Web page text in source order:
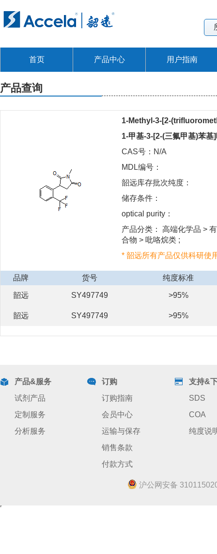
首页 产品中心 用户指南
产品查询
1-Methyl-3-[2-
1-甲基-3-[2-(三氟甲基)苯基
CAS号：N/A
MDL编号：
韶远库存批次纯度：
储存条件：
optical purity：
产品分类： 高端化学品 >
合物 > 吡咯烷类 ;
* 韶远所有产品仅供科研使
品牌 货号 纯度标准
韶远 SY497749 >95%
韶远 SY497749 >95%
产品&服务
试剂产品
定制服务
分析服务
订购
订购指南
会员中心
运输与保存
销售条款
付款方式
支持&
SDS
COA
纯度说
沪公网安备